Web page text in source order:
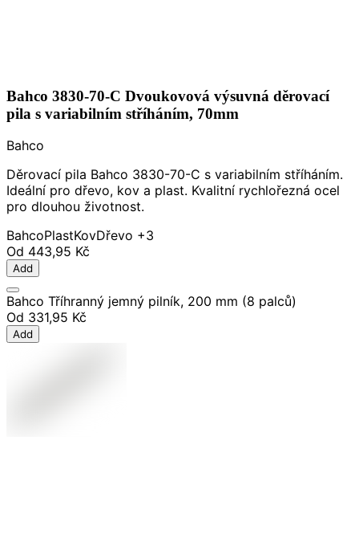
Bahco 3830-70-C Dvoukovová výsuvná děrovací
pila s variabilním stříháním, 70mm
Bahco
Děrovací pila Bahco 3830-70-C s variabilním stříháním.
Ideální pro dřevo, kov a plast. Kvalitní rychlořezná ocel
pro dlouhou životnost.
BahcoPlastKovDřevo +3
Od 443,95 Kč
Add
Bahco Tříhranný jemný pilník, 200 mm (8 palců)
Od 331,95 Kč
Add